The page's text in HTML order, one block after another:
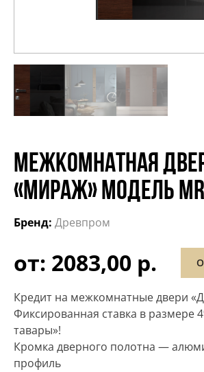
МЕЖКОМНАТНАЯ
«МИРАЖ» МОДЕЛЬ
Бренд: Древпром
от: 2083,00 р.
Кредит на межкомнатные двери
Фиксированная ставка в размере
тавары»!
Кромка дверного полотна —
профиль